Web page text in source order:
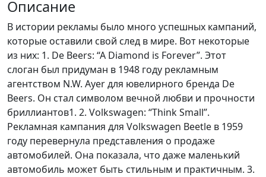
Описание
В истории рекламы было много успешных кампаний,
которые оставили свой след в мире. Вот некоторые
из них: 1. De Beers: “A Diamond is Forever”. Этот
слоган был придуман в 1948 году рекламным
агентством N.W. Ayer для ювелирного бренда De
Beers. Он стал символом вечной любви и прочности
бриллиантов1. 2. Volkswagen: “Think Small”.
Рекламная кампания для Volkswagen Beetle в 1959
году перевернула представления о продаже
автомобилей. Она показала, что даже маленький
автомобиль может быть стильным и практичным. 3.